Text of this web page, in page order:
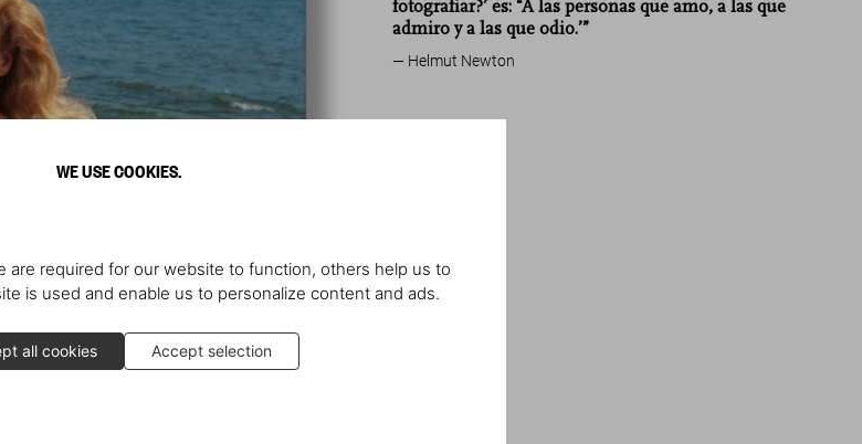
WE USE COOKIES.
are required for our website to function, others help us to
is used and enable us to personalize content and ads.
all cookies Accept selection
fotografiar?’ es: “A las personas que amo, a las que
admiro y a las que odio.’”
Helmut Newton